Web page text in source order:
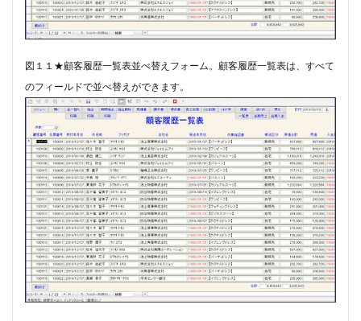
図１１★顧客履歴一覧表並べ替えフォーム。​​顧客履歴一覧表は、すべて
のフィールドで並べ替えができます。